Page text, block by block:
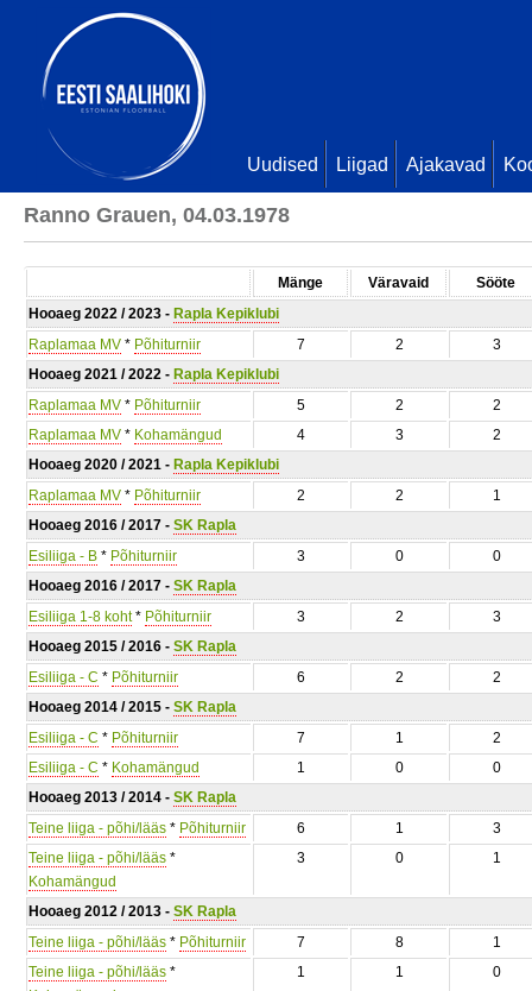
Uudised Liigad Ajakavad
Ranno Grauen, 04.03.1978
Mänge Väravaid
Sööte
Hooaeg 2022 / 2023 - Rapla Kepiklubi
Raplamaa MV * Põhiturniir 7 2
3
Hooaeg 2021 / 2022 - Rapla Kepiklubi
Raplamaa MV * Põhiturniir 5 2
2
Raplamaa MV * Kohamängud 4 3
2
Hooaeg 2020 / 2021 - Rapla Kepiklubi
Raplamaa MV * Põhiturniir 2 2
1
Hooaeg 2016 / 2017 - SK Rapla
Esiliiga - B * Põhiturniir 3 0
0
Hooaeg 2016 / 2017 - SK Rapla
Esiliiga 1-8 koht* Põhiturniir 3 2
3
Hooaeg 2015 / 2016 - SK Rapla
Esiliiga - C * Põhiturniir 6 2
2
Hooaeg 2014 / 2015 - SK Rapla
Esiliiga - C * Põhiturniir 7 1
2
Esiliiga - C * Kohamängud 1 0
0
Hooaeg 2013 / 2014 - SK Rapla
Teine liiga - põhi/lääs * Põhiturniir 6 1
3
Teine liiga - põhi/lääs *
Kohamängud
3 0 1
Hooaeg 2012 / 2013 - SK Rapla
Teine liiga - põhi/lääs * Põhiturniir 7 8
1
Teine liiga - põhi/lääs *
1 1 0